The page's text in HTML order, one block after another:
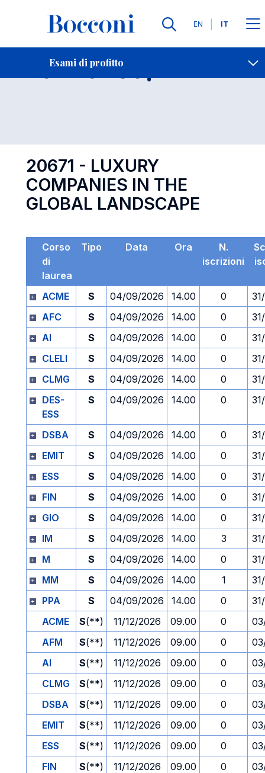
Lingue
EN IT
Esami di profitto
Contatti
Esame 20671 Open
20671 - LUXURY
COMPANIES IN THE
GLOBAL LANDSCAPE
Corso
di
laurea
Tipo Data Ora
N.
iscrizioni
ACME S 04/09/2026 14.00 0
AFC
S 04/09/2026 14.00 0
AI
S 04/09/2026 14.00 0
CLELI
S 04/09/2026 14.00 0
CLMG
S 04/09/2026 14.00 0
DES-
ESS
S 04/09/2026 14.00 0
DSBA S 04/09/2026 14.00 0
EMIT
S 04/09/2026 14.00 0
ESS
S 04/09/2026 14.00 0
FIN
S 04/09/2026 14.00 0
GIO
S 04/09/2026 14.00 0
IM
S 04/09/2026 14.00 3
M
S 04/09/2026 14.00 0
MM
S 04/09/2026 14.00 1
PPA
S 04/09/2026 14.00 0
ACME
S(**) 11/12/2026 09.00 0
AFM
S(**) 11/12/2026 09.00 0
AI
S(**) 11/12/2026 09.00 0
CLMG
S(**) 11/12/2026 09.00 0
DSBA
S(**) 11/12/2026 09.00 0
EMIT
S(**) 11/12/2026 09.00 0
ESS
S(**) 11/12/2026 09.00 0
FIN
S(**) 11/12/2026 09.00 0